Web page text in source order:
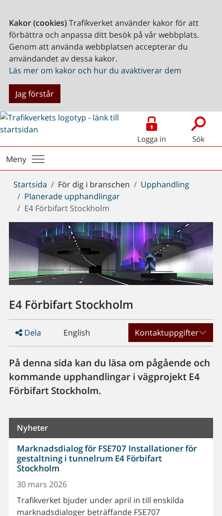
Kakor (cookies)Trafikverket använder kakor för att
förbättra och anpassa ditt besök på vår webbplats.
Genom att använda webbplatsen accepterar du
användandet av dessa kakor.
Läs mer om kakor och hur du avaktiverar dem
Jag förstår
Logga in Sök
Meny
Du
är
här:
Startsida För dig i branschen
Upphandling
Planerade upphandlingar
E4 Förbifart Stockholm
E4 Förbifart Stockholm
Dela English Kontaktuppgifter
På denna sida kan du läsa om pågående och
kommande upphandlingar i vägprojekt E4
Förbifart Stockholm.
Nyheter
Marknadsdialog för FSE707 Installationer för
gestaltning i tunnelrum E4 Förbifart
Stockholm
30 mars 2026
Trafikverket bjuder under april in till enskilda
marknadsdialoger beträffande FSE707